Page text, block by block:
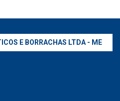
E BORRACHAS LTDA - ME